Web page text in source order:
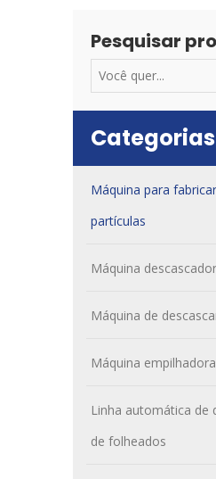
Pesquisar
Categorias
Máquina para
partículas
Máquina
Máquina de
Máquina
Linha automática de
de folheados